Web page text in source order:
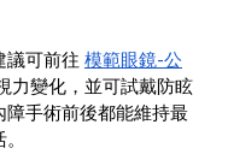
議可前往 模範眼鏡-公
力變化，並可試戴防眩
障手術前後都能維持最